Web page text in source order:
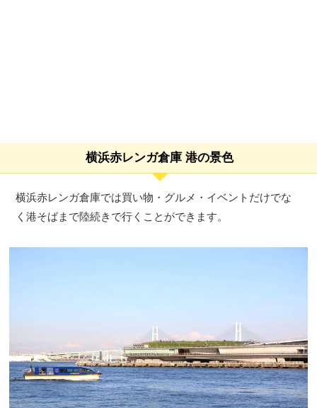
横浜赤レンガ倉庫 港の景色
横浜赤レンガ倉庫では買い物・グルメ・イベントだけでな
く港そばまで陸続きで行くことができます。